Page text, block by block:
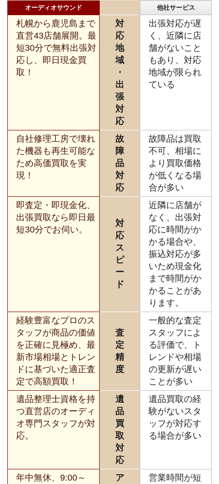
オーディオサウンド 他社サービス
札幌から鹿児島まで
直営43店舗展開。最
短30分で無料出張対
応し、即日現金買
取！
対
応
地
域
・
出
張
対
応
出張対応が遅
く、近隣に店
舗がないこと
もあり、対応
地域が限られ
ている
自社修理工房で壊れ
た機器も再生可能な
ため高価買取を実
現！
故
障
品
対
応
故障品は買取
不可、相場に
より買取価格
が低くなる場
合が多い
即査定・即現金化、
出張買取なら即日最
短30分でお伺い。
対
応
ス
ピ
ー
ド
近隣に店舗が
なく、出張対
応に時間がか
かる場合や、
振込対応が多
いため現金化
まで時間がか
かることがあ
ります。
経験豊富なプロのス
タッフが商品の価値
を正確に見極め、最
新市場相場とトレン
ドに基づいた適正査
定で高額買取！
査
定
精
度
一般的な査定
スタッフによ
る評価で、ト
レンドや相場
の更新が遅い
ことが多い
遺品整理士資格を持
つ直営店のオーディ
オ専門スタッフが対
応。
遺
品
買
取
対
応
遺品買取の経
験がないスタ
ッフが対応す
る場合が多い
年中無休、9:00～
ア
営業時間が短